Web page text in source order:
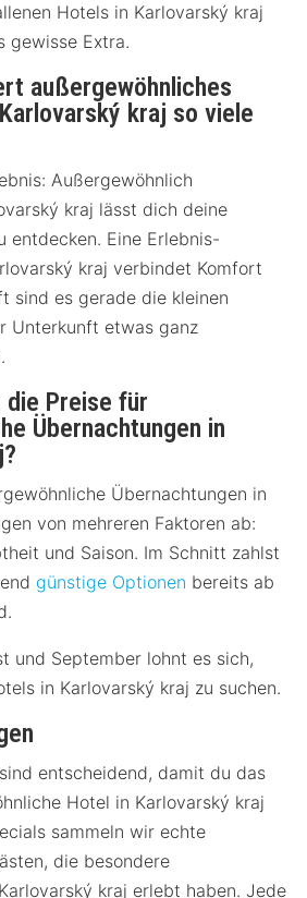
Hotels in Karlovarský kraj
gewisse Extra.
außergewöhnliches
kraj so viele
Außergewöhnlich
kraj lässt dich deine
entdecken. Eine Erlebnis-
kraj verbindet Komfort
sind es gerade die kleinen
Unterkunft etwas ganz
die Preise für
Übernachtungen in
Übernachtungen in
von mehreren Faktoren ab:
und Saison. Im Schnitt zahlst
günstige Optionen bereits ab
und September lohnt es sich,
in Karlovarský kraj zu suchen.
entscheidend, damit du das
Hotel in Karlovarský kraj
sammeln wir echte
die besondere
kraj erlebt haben. Jede